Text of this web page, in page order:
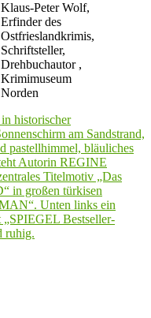
Klaus-Peter Wolf,
Erfinder des
Ostfrieslandkrimis,
Schriftsteller,
Drehbuchautor ,
Krimimuseum
Norden